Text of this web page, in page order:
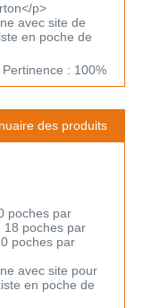
p>
avec site de
en poche de
Pertinence : 100%
des produits
poches par
18 poches par
poches par
avec site pour
en poche de